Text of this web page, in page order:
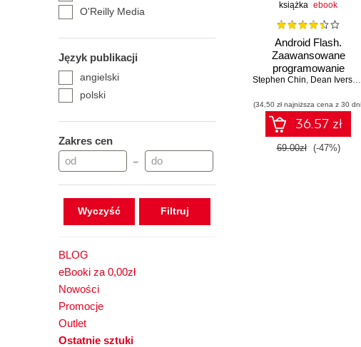
O'Reilly Media
Język publikacji
angielski
polski
Zakres cen
–
Wyczyść
BLOG
eBooki za 0,00zł
Nowości
Promocje
Outlet
Ostatnie sztuki
książka ebook
Android Flash.
Zaawansowane
programowanie
aplikacji mobilnych
Stephen Chin, Dean Iverson
(34,50 zł najniższa cena z 30
36.57 zł
69.00zł (-47%)